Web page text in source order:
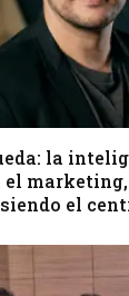
la
el
el